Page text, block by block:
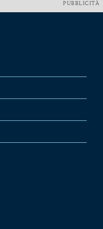
PUBBLICITÀ